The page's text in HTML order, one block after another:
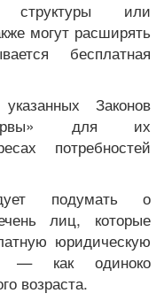
структуры или
могут расширять
бесплатная
Законов
для их
потребностей
подумать о
лиц, которые
юридическую
— как одиноко
возраста.